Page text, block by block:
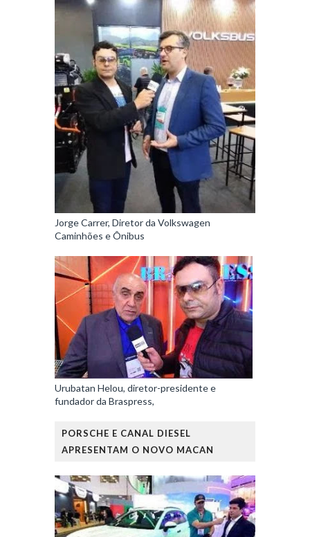
Jorge Carrer, Diretor da Volkswagen
Caminhões e Ônibus
Urubatan Helou, diretor-presidente e
fundador da Braspress,
PORSCHE E CANAL DIESEL
APRESENTAM O NOVO MACAN